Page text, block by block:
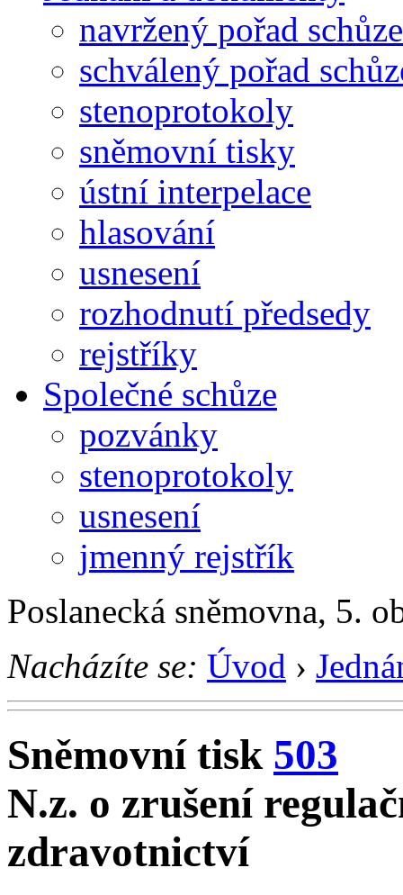
navržený pořad schůze
schválený pořad
stenoprotokoly
sněmovní tisky
ústní interpelace
hlasování
usnesení
rozhodnutí předsedy
rejstříky
Společné schůze
pozvánky
stenoprotokoly
usnesení
jmenný rejstřík
Poslanecká sněmovna, 5.
Nacházíte se: Úvod ›
Sněmovní tisk 503
N.z. o zrušení
zdravotnictví